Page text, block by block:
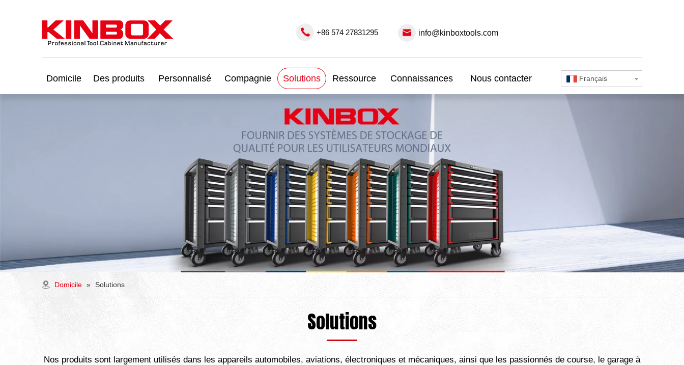
+86 574 27831295 info@kinboxtools.com
Domicile Des produits Personnalisé Compagnie Solutions Ressource Connaissances Nous contacter Français
Domicile » Solutions
Solutions
Nos produits sont largement utilisés dans les appareils automobiles, aviations, électroniques et mécaniques, ainsi que les passionnés de course, le garage à